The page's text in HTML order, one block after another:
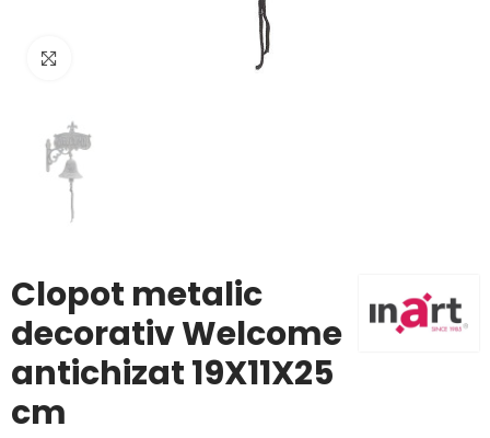
Clopot metalic
decorativ Welcome
antichizat 19X11X25
cm